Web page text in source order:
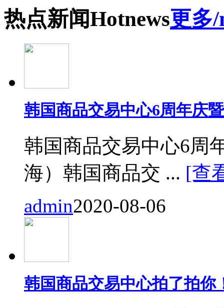
热点新闻Hotnews更多
韩国商品交易中心6周年庆
韩国商品交易中心6周
海）韩国商品交 ... [查
admin2020-08-06
韩国商品交易中心拍了拍你